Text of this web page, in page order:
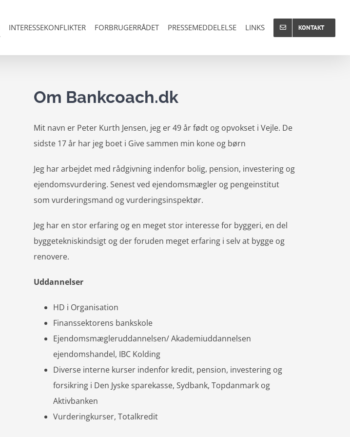
INTERESSEKONFLIKTER FORBRUGERRÅDET PRESSEMEDDELELSE LINKS KONTAKT
Om Bankcoach.dk
Mit navn er Peter Kurth Jensen, jeg er 49 år født og opvokset i Vejle. De
sidste 17 år har jeg boet i Give sammen min kone og børn
Jeg har arbejdet med rådgivning indenfor bolig, pension, investering og
ejendomsvurdering. Senest ved ejendomsmægler og pengeinstitut
som vurderingsmand og vurderingsinspektør.
Jeg har en stor erfaring og en meget stor interesse for byggeri, en del
byggetekniskindsigt og der foruden meget erfaring i selv at bygge og
renovere.
Uddannelser
HD i Organisation
Finanssektorens bankskole
Ejendomsmægleruddannelsen/ Akademiuddannelsen
ejendomshandel, IBC Kolding
Diverse interne kurser indenfor kredit, pension, investering og
forsikring i Den Jyske sparekasse, Sydbank, Topdanmark og
Aktivbanken
Vurderingkurser, Totalkredit